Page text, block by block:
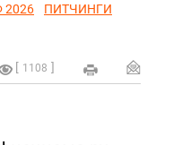
ПИТЧИНГИ
1108